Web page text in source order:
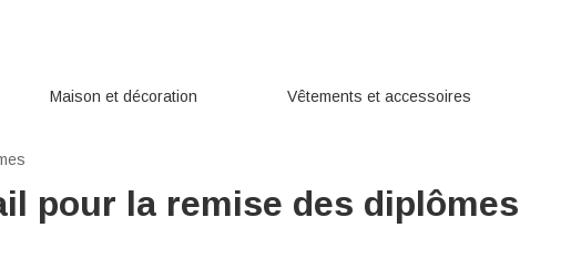
Maison et décoration Vêtements et accessoires
pour la remise des diplômes